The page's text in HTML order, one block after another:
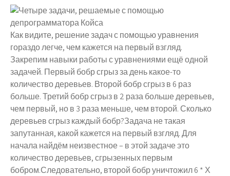
Как видите, решение задач с помощью уравнения
гораздо легче, чем кажется на первый взгляд.
Закрепим навыки работы с уравнениями ещё одной
задачей. Первый бобр сгрыз за день какое-то
количество деревьев. Второй бобр сгрыз в 6 раз
больше. Третий бобр сгрыз в 2 раза больше деревьев,
чем первый, но в 3 раза меньше, чем второй. Сколько
деревьев сгрыз каждый бобр?Задача не такая
запутанная, какой кажется на первый взгляд. Для
начала найдём неизвестное – в этой задаче это
количество деревьев, сгрызенных первым
бобром.Следовательно, второй бобр уничтожил 6 * Х